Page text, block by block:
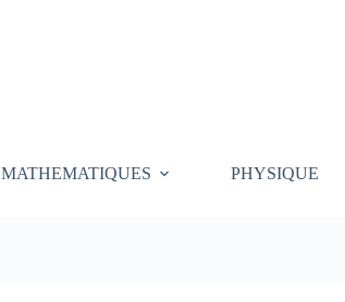
MATHEMATIQUES PHYSIQUE